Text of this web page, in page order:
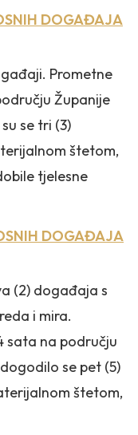
DOGAĐAJA
Prometne
Županije
se tri (3)
štetom,
tjelesne
DOGAĐAJA
(2) događaja s
i mira.
sata na području
se pet (5)
štetom,